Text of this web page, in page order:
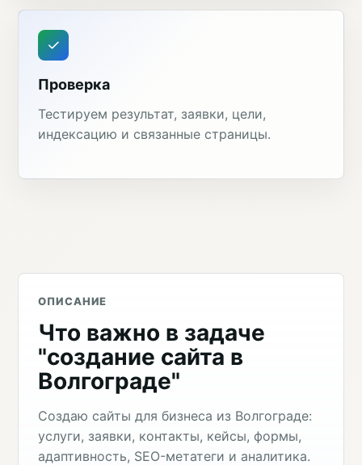
Проверка
Тестируем результат, заявки, цели,
индексацию и связанные страницы.
ОПИСАНИЕ
Что важно в задаче
"создание сайта в
Волгограде"
Создаю сайты для бизнеса из Волгограде:
услуги, заявки, контакты, кейсы, формы,
адаптивность, SEO-метатеги и аналитика.